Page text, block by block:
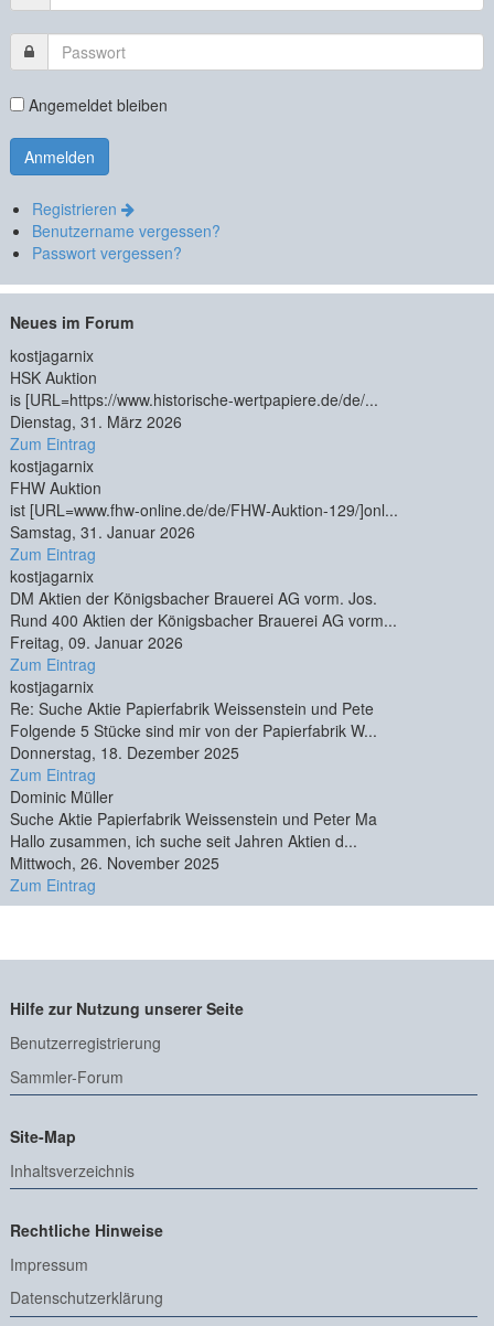
Angemeldet bleiben
Registrieren
Benutzername vergessen?
Passwort vergessen?
Neues im Forum
kostjagarnix
HSK Auktion
is [URL=https://www.historische-wertpapiere.de/de/...
Dienstag, 31. März 2026
Zum Eintrag
kostjagarnix
FHW Auktion
ist [URL=www.fhw-online.de/de/FHW-Auktion-129/]onl...
Samstag, 31. Januar 2026
Zum Eintrag
kostjagarnix
DM Aktien der Königsbacher Brauerei AG vorm. Jos.
Rund 400 Aktien der Königsbacher Brauerei AG vorm...
Freitag, 09. Januar 2026
Zum Eintrag
kostjagarnix
Re: Suche Aktie Papierfabrik Weissenstein und Pete
Folgende 5 Stücke sind mir von der Papierfabrik W...
Donnerstag, 18. Dezember 2025
Zum Eintrag
Dominic Müller
Suche Aktie Papierfabrik Weissenstein und Peter Ma
Hallo zusammen, ich suche seit Jahren Aktien d...
Mittwoch, 26. November 2025
Zum Eintrag
Hilfe zur Nutzung unserer Seite
Benutzerregistrierung
Sammler-Forum
Site-Map
Inhaltsverzeichnis
Rechtliche Hinweise
Impressum
Datenschutzerklärung